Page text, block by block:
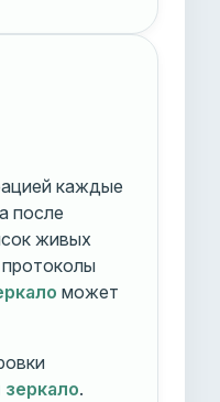
каждые
после
живых
может
зеркало.